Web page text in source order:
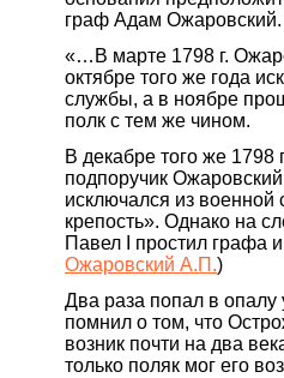
граф Адам Ожаровский.
«…В марте 1798 г.
октябре того же года
службы, а в ноябре
полк с тем же чином.
В декабре того же 1798
подпоручик
исключался из
крепость». Однако на
Павел I простил графа
Ожаровский А.П.)
Два раза попал в
помнил о том, что
возник почти на два
только поляк мог его